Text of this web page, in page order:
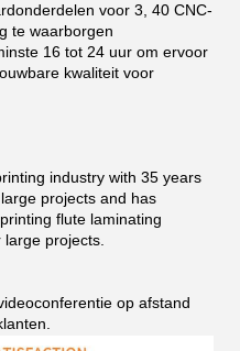
voor 3, 40 CNC-
te waarborgen
16 tot 24 uur om ervoor
kwaliteit voor
industry with 35 years
projects and has
flute laminating
large projects.
op afstand